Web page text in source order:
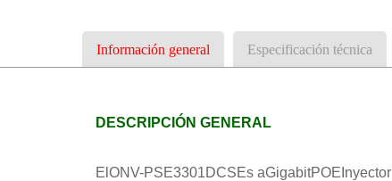
Información general Especificación técnica
DESCRIPCIÓN GENERAL
El ONV-PSE3301DCSEs aGigabitPOE Inyector